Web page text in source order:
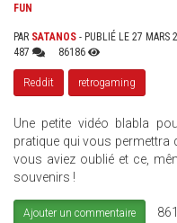
FUN
PAR SATANOS - PUBLIÉ LE 27 MARS
487
86186
Reddit retrogaming
Une petite vidéo blabla
pratique qui vous permettra
vous aviez oublié et ce,
souvenirs !
Ajouter un commentaire